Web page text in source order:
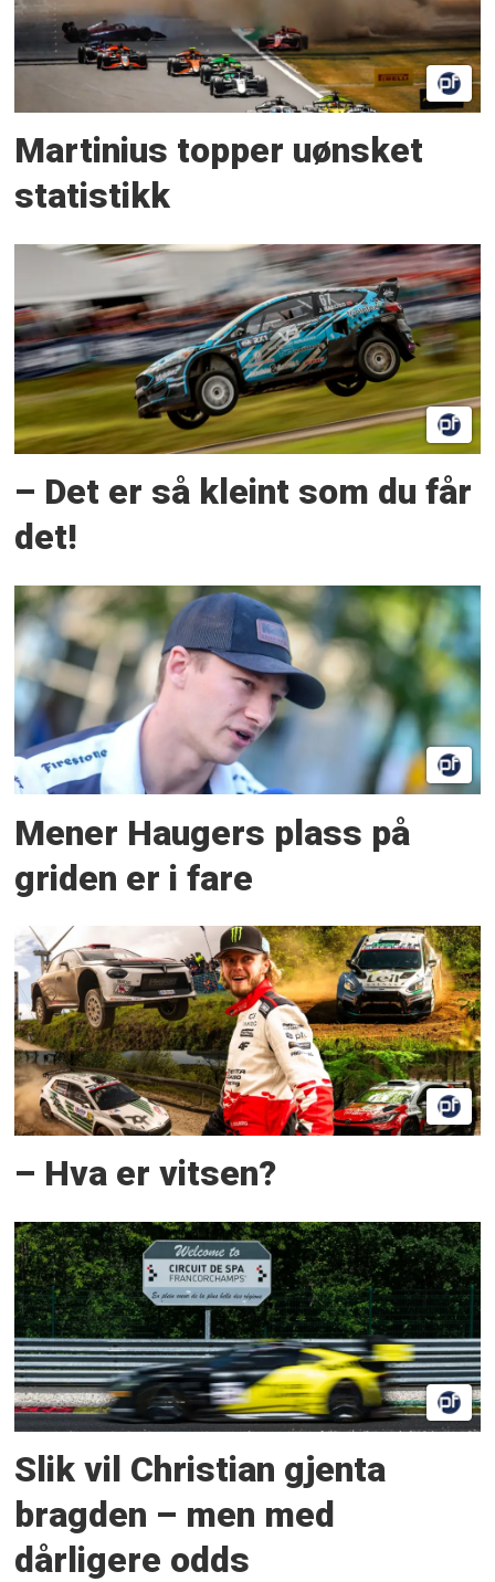
Martinius topper uønsket
statistikk
– Det er så kleint som du får
det!
Mener Haugers plass på
griden er i fare
– Hva er vitsen?
Slik vil Christian gjenta
bragden – men med
dårligere odds